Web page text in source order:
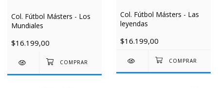
Col. Fútbol Másters - Los
Mundiales
$16.199,00
Col. Fútbol Másters - Las
leyendas
$16.199,00